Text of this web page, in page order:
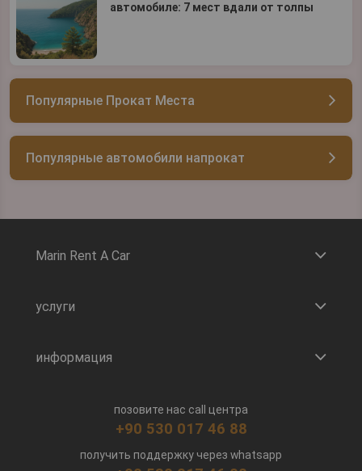
автомобиле: 7 мест вдали от толпы
Популярные Прокат Места
Популярные автомобили напрокат
Marin Rent A Car
услуги
информация
позовите нас call центра
+90 530 017 46 88
получить поддержку через whatsapp